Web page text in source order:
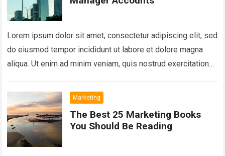
Lorem ipsum dolor sit amet, consectetur adipiscing elit, sed
do eiusmod tempor incididunt ut labore et dolore magna
aliqua. Ut enim ad minim veniam, quis nostrud exercitation
Marketing
The Best 25 Marketing Books
You Should Be Reading